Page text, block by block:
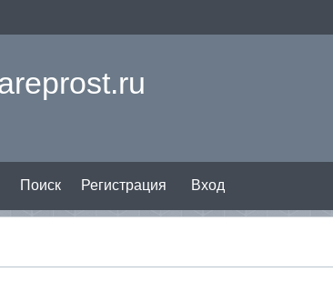
Поиск Регистрация Вход